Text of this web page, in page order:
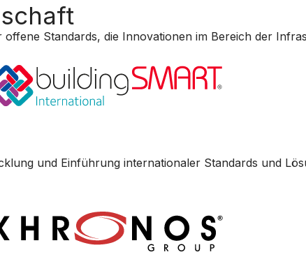
Standards, die Innovationen im Bereich der
und Einführung internationaler Standards und